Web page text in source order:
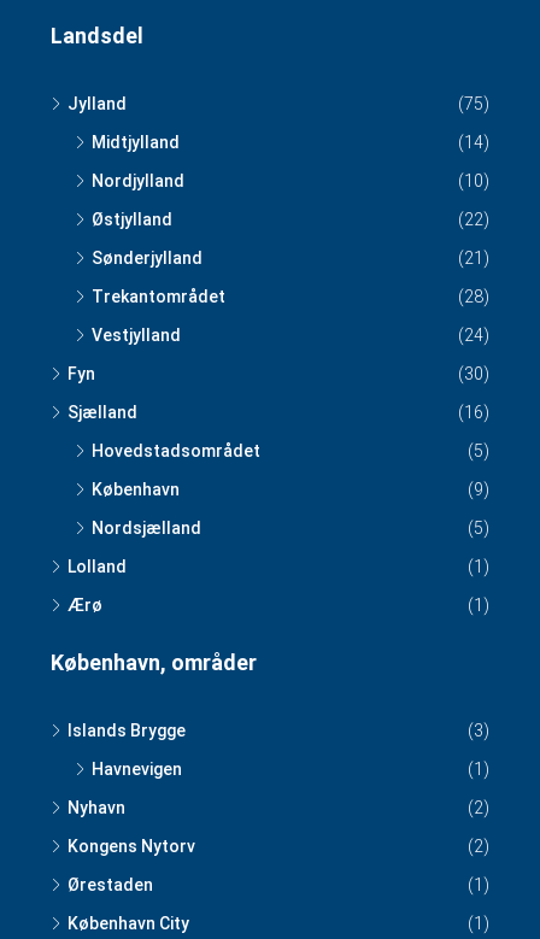
Landsdel
Jylland
(75)
Midtjylland
(14)
Nordjylland
(10)
Østjylland
(22)
Sønderjylland
(21)
Trekantområdet
(28)
Vestjylland
(24)
Fyn
(30)
Sjælland
(16)
Hovedstadsområdet
(5)
København
(9)
Nordsjælland
(5)
Lolland
(1)
Ærø
(1)
København, områder
Islands Brygge
(3)
Havnevigen
(1)
Nyhavn
(2)
Kongens Nytorv
(2)
Ørestaden
(1)
København City
(1)